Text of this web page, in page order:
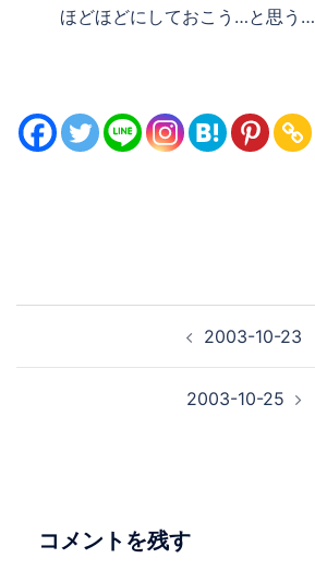
ほどほどにしておこう…と思う…
ョ
2003-10-23
2003-10-25
コメントを残す